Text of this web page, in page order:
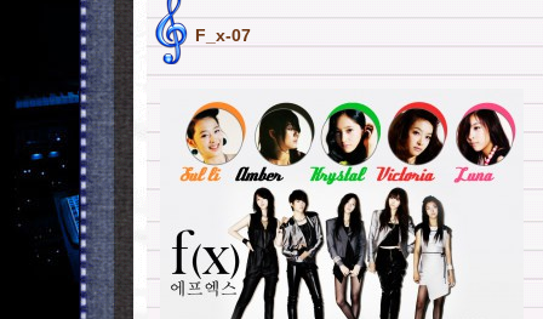
F_x-07